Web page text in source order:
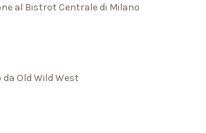
al Bistrot Centrale di Milano
da Old Wild West